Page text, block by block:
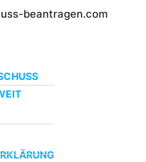
beantragen.com